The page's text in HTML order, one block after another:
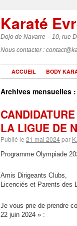
Karaté
Dojo de Navarre – 10, rue
Nous contacter :
ACCUEIL BODY
Archives mensuelles :
LA LIGUE DE
Publié le 21 mai 2024par
Programme Olympiade
Amis Dirigeants Clubs,
Licenciés et Parents des
Je vous prie de prendre
22 juin 2024 » :